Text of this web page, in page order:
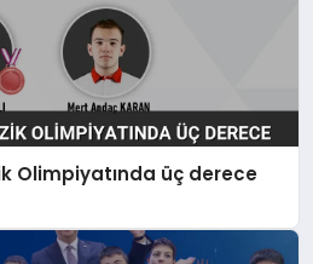
Olimpiyatında üç derece